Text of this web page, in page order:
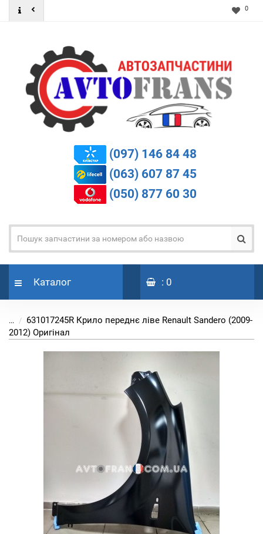
0
(097) 146 84 48
(063) 607 87 45
(050) 877 60 30
Каталог : 0
...
631017245R Крило переднє ліве Renault Sandero (2009-
2012) Оригінал